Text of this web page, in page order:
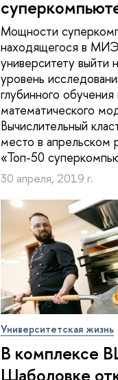
Мощности
находящегося в
университету выйти
уровень
глубинного обучения
математического
Вычислительный
место в апрельском
«Топ-50
30 апреля, 2019 г.
Университетская жизнь
В комплексе